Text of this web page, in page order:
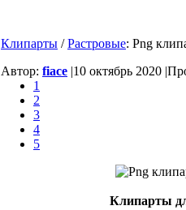
Клипарты /Растровые: Png
Автор: fiace |10 октябрь 2020 |
1
2
3
4
5
Клипарты